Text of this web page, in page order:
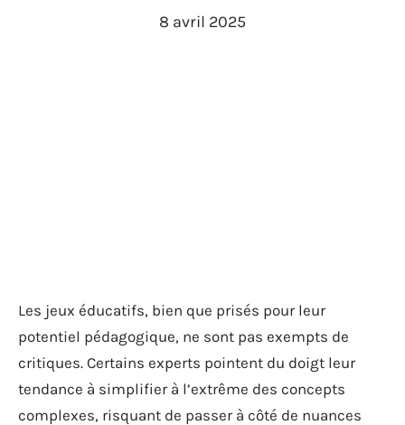
8 avril 2025
Les jeux éducatifs, bien que prisés pour leur
potentiel pédagogique, ne sont pas exempts de
critiques. Certains experts pointent du doigt leur
tendance à simplifier à l’extrême des concepts
complexes, risquant de passer à côté de nuances